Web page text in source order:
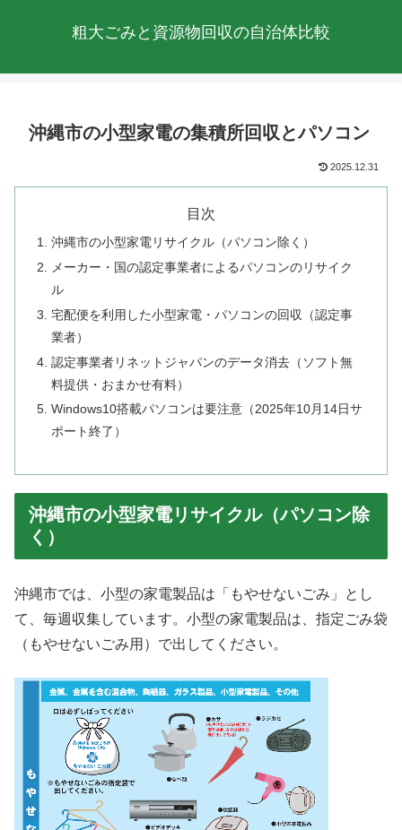
粗大ごみと資源物回収の自治体比較
沖縄市の小型家電の集積所回収とパソコン
2025.12.31
目次
沖縄市の小型家電リサイクル（パソコン除く）
メーカー・国の認定事業者によるパソコンのリサイク
ル
宅配便を利用した小型家電・パソコンの回収（認定事
業者）
認定事業者リネットジャパンのデータ消去（ソフト無
料提供・おまかせ有料）
Windows10搭載パソコンは要注意（2025年10月14日サ
ポート終了）
沖縄市の小型家電リサイクル（パソコン除
く）
沖縄市では、小型の家電製品は「もやせないごみ」とし
て、毎週収集しています。小型の家電製品は、指定ごみ袋
（もやせないごみ用）で出してください。